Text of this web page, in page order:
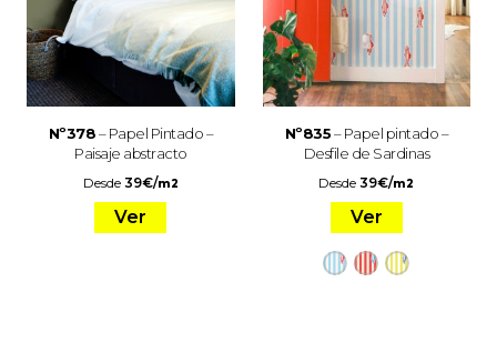
Nº378– Papel Pintado –
Paisaje abstracto
Desde 39€/m2
Ver
Nº835– Papel pintado –
Desfile de Sardinas
Desde39€/m2
Ver